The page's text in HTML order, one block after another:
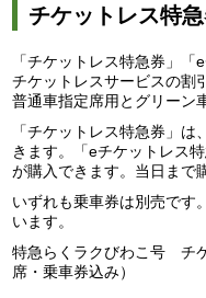
チケットレス特
「チケットレス特急券」
チケットレスサービスの割
普通車指定席用とグリーン
「チケットレス特急券」
きます。「eチケットレス
が購入できます。当日まで
いずれも乗車券は別売です
います。
特急らくラクびわこ号 チ
席・乗車券込み）